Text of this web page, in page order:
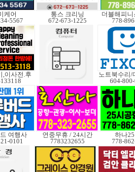
케어
5567
통스 크리닝
672-673-1225
더블해피
778-
,이사전.후
604-
여행사
0101
연중무휴 / 24시간
7783232655
하나
778-